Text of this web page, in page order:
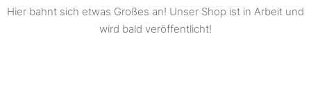
Hier bahnt sich etwas Großes an! Unser Shop ist in Arbeit und
wird bald veröffentlicht!